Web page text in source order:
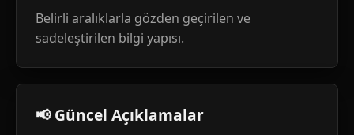
Belirli aralıklarla gözden geçirilen ve
sadeleştirilen bilgi yapısı.
📢 Güncel Açıklamalar